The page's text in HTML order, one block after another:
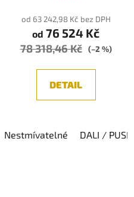
od 63 242,98 Kč bez DPH
od 76 524 Kč
78 318,46 Kč (–2 %)
DETAIL
Nestmívatelné DALI /